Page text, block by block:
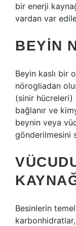
bir enerji
vardan var
BEYIN
Beyin kaslı bir
nörogliadan
(sinir hücreleri)
bağlanır ve
beynin veya
gönderilmesini
Besinlerin